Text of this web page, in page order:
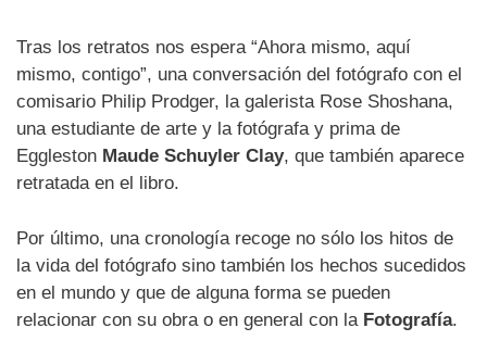
Tras los retratos nos espera “Ahora mismo, aquí
mismo, contigo”, una conversación del fotógrafo con el
comisario Philip Prodger, la galerista Rose Shoshana,
una estudiante de arte y la fotógrafa y prima de
Eggleston Maude Schuyler Clay, que también aparece
retratada en el libro.
Por último, una cronología recoge no sólo los hitos de
la vida del fotógrafo sino también los hechos sucedidos
en el mundo y que de alguna forma se pueden
relacionar con su obra o en general con la Fotografía.